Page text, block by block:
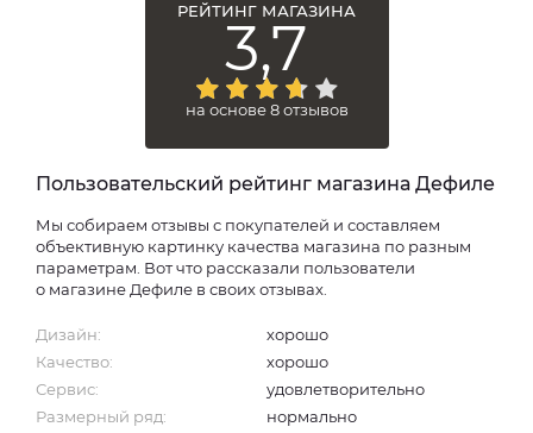
РЕЙТИНГ МАГАЗИНА
3,7
на основе 8 отзывов
Пользовательский рейтинг магазина Дефиле
Мы собираем отзывы с покупателей и составляем
объективную картинку качества магазина по разным
параметрам. Вот что рассказали пользователи
о магазине Дефиле в своих отзывах.
Дизайн:
хорошо
Качество:
хорошо
Сервис:
удовлетворительно
Размерный ряд:
нормально